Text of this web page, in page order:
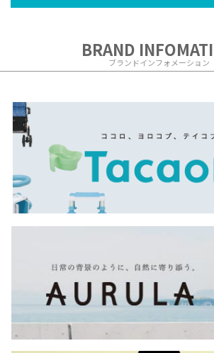
BRAND
ブランドインフォメーション